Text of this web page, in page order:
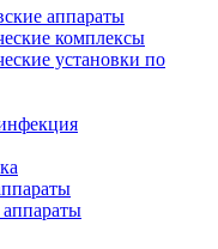
аппараты
комплексы
установки по